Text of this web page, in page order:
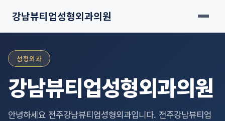
강남뷰티업성형외과의원
성형외과
강남뷰티업성형외과의원
안녕하세요 전주강남뷰티업성형외과입니다. 전주강남뷰티업